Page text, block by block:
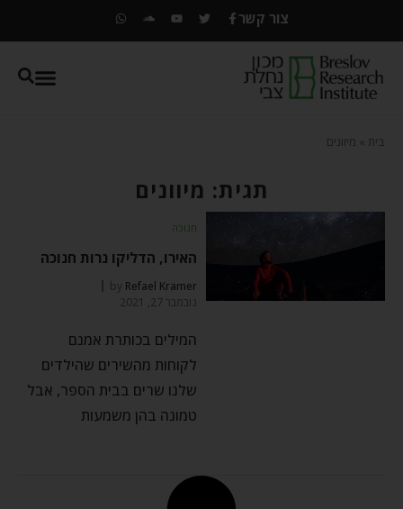
צור קשר
בית מיוונים
תגית: מיוונים
חנוכה
האירו, הדליקו נרות חנוכה
by Refael Kramer
נובמבר 27, 2021
המילים בכותרת אמנם
לקוחות מהשירים שהילדים
שלנו שרים בבית הספר, אבל
טמונה בהן משמעות